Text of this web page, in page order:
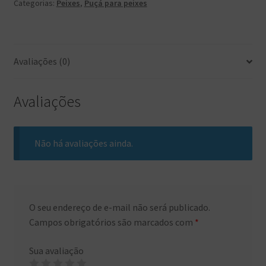
Categorias: Peixes, Puçá para peixes
Avaliações (0)
Avaliações
Não há avaliações ainda.
O seu endereço de e-mail não será publicado.
Campos obrigatórios são marcados com *
Sua avaliação